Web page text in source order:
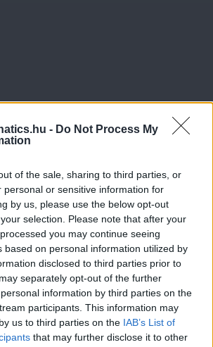
- Do Not Process My
of the sale, sharing to third parties, or
personal or sensitive information for
by us, please use the below opt-out
selection. Please note that after your
you may continue seeing
based on personal information utilized by
disclosed to third parties prior to
separately opt-out of the further
information by third parties on the
participants. This information may
us to third parties on the IAB’s List of
that may further disclose it to other